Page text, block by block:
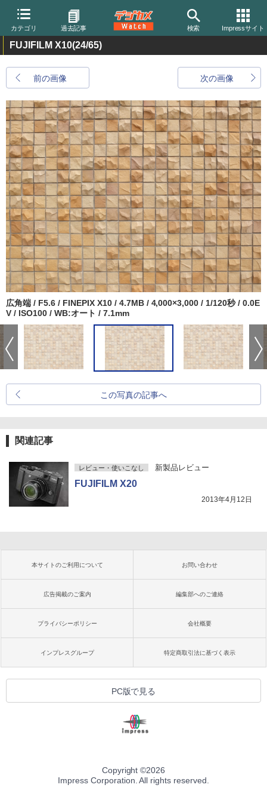
カテゴリ 過去記事 検索 Impressサイト
FUJIFILM X10(24/65)
前の画像 次の画像
広角端 / F5.6 / FINEPIX X10 / 4.7MB / 4,000×3,000 / 1/120秒 / 0.0E
V / ISO100 / WB:オート / 7.1mm
この写真の記事へ
関連記事
レビュー・使いこなし 新製品レビュー
FUJIFILM X20
2013年4月12日
本サイトのご利用について お問い合わせ
広告掲載のご案内 編集部へのご連絡
プライバシーポリシー 会社概要
インプレスグループ 特定商取引法に基づく表示
PC版で見る
Copyright ©2026
Impress Corporation. All rights reserved.